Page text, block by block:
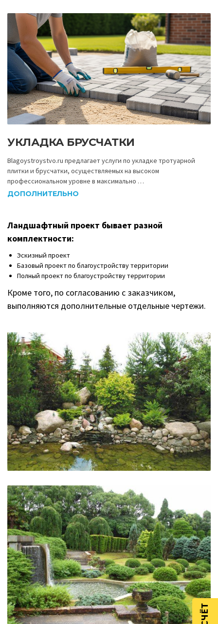
УКЛАДКА БРУСЧАТКИ
Blagoystroystvo.ru предлагает услуги по укладке тротуарной
плитки и брусчатки, осуществляемых на высоком
профессиональном уровне в максимально …
ДОПОЛНИТЕЛЬНО
Ландшафтный проект бывает разной
комплектности:
Эскизный проект
Базовый проект по благоустройству территории
Полный проект по благоустройству территории
Кроме того, по согласованию с заказчиком,
выполняются дополнительные отдельные чертежи.